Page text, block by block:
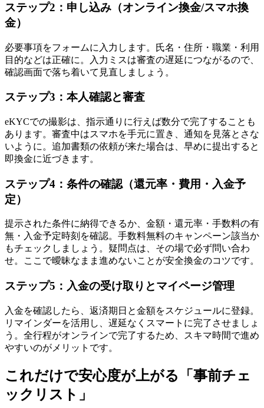
ステップ2：申し込み（オンライン換金/スマホ換
金）
必要事項をフォームに入力します。氏名・住所・職業・利用
目的などは正確に。入力ミスは審査の遅延につながるので、
確認画面で落ち着いて見直しましょう。
ステップ3：本人確認と審査
eKYCでの撮影は、指示通りに行えば数分で完了することも
あります。審査中はスマホを手元に置き、通知を見落とさな
いように。追加書類の依頼が来た場合は、早めに提出すると
即換金に近づきます。
ステップ4：条件の確認（還元率・費用・入金予
定）
提示された条件に納得できるか、金額・還元率・手数料の有
無・入金予定時刻を確認。手数料無料のキャンペーン該当か
もチェックしましょう。疑問点は、その場で必ず問い合わ
せ。ここで曖昧なまま進めないことが安全換金のコツです。
ステップ5：入金の受け取りとマイページ管理
入金を確認したら、返済期日と金額をスケジュールに登録。
リマインダーを活用し、遅延なくスマートに完了させましょ
う。全行程がオンラインで完了するため、スキマ時間で進め
やすいのがメリットです。
これだけで安心度が上がる「事前チェ
ックリスト」